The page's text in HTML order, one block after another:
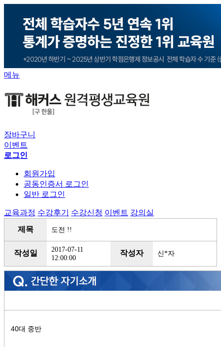
메뉴
장바구니
이벤트
로그인
회원가입
공동인증서 로그인
일반 로그인
교육과정 수강후기 수강신청 이벤트 강의실
제목
도전 !!
작성일
2017-07-11
12:00:00
작성자 신*자
40대 중반